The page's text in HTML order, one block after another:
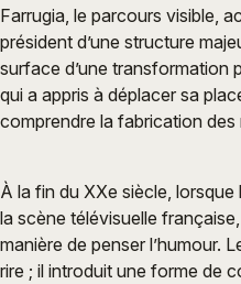
Farrugia, le parcours visible,
président d’une structure
surface d’une transformation
qui a appris à déplacer sa
comprendre la fabrication des
À la fin du XXe siècle,
la scène télévisuelle
manière de penser l’humour.
rire ; il introduit une forme de